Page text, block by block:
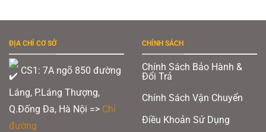
có
tùy
chọn
thể
chọn
phẩm
nhiều
thể.
Các
ĐỊA CHỈ CƠ SỞ
CS1: 7A ngõ 850 đường
Láng, P.Láng Thượng,
Q.Đống Đa, Hà Nội => Chỉ
đường
CHÍNH SÁCH
Chính Sách Bảo Hành &
Đổi Trả
Chính Sách Vận Chuyển
Điều Khoản Sử Dụng